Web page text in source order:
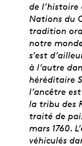
de l’histoire
Nations du
tradition
notre
s’est
à l’autre
héréditaire
l’ancêtre
la tribu des
traité de
mars 1760.
véhiculés